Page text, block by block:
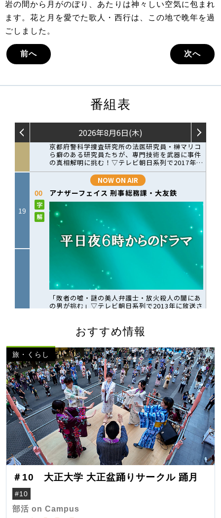
岩の間から月がのぼり、あたりは神々しい空気に包まれ
ます。花と月を愛でた歌人・西行は、この地で晩年を過
ごしました。
前へ 次へ
番組表
おすすめ情報
旅・くらし
＃10 大正大学 大正盆踊りサークル 踊月
#10
部活 on Campus